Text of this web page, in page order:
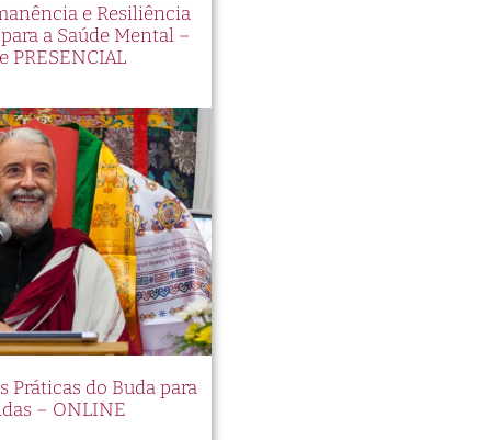
e Resiliência
a Saúde Mental –
PRESENCIAL
Práticas do Buda para
– ONLINE